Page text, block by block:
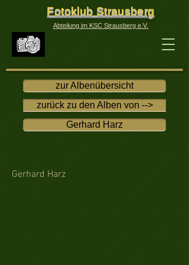
Fotoklub Strausberg
Abteilung im KSC Strausberg e.V.
zur Albenübersicht
zurück zu den Alben von -->
Gerhard Harz
Gerhard Harz